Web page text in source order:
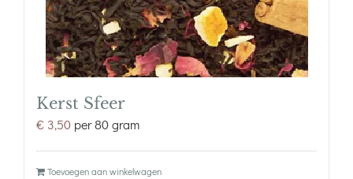
Kerst Sfeer
€ 3,50 per 80 gram
Toevoegen aan winkelwagen